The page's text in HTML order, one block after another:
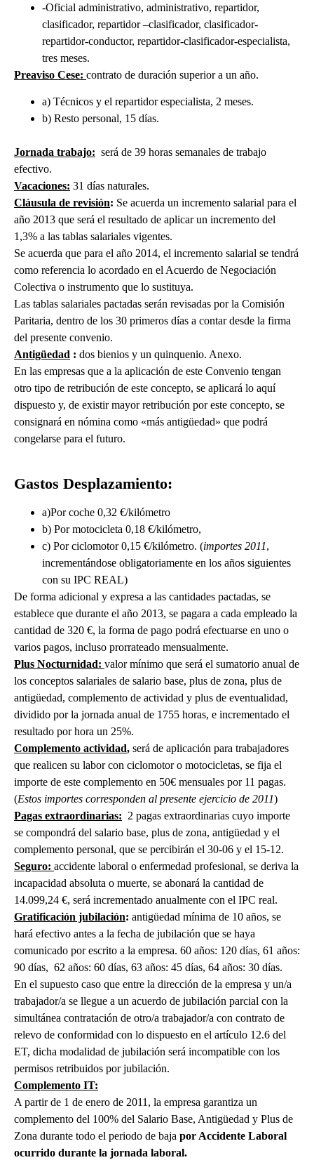
-Oficial administrativo, administrativo, repartidor,
clasificador, repartidor –clasificador, clasificador-
repartidor-conductor, repartidor-clasificador-especialista,
tres meses.
Preaviso Cese: contrato de duración superior a un año.
a) Técnicos y el repartidor especialista, 2 meses.
b) Resto personal, 15 días.
Jornada trabajo: será de 39 horas semanales de trabajo
efectivo.
Vacaciones: 31 días naturales.
Cláusula de revisión: Se acuerda un incremento salarial para el
año 2013 que será el resultado de aplicar un incremento del
1,3% a las tablas salariales vigentes.
Se acuerda que para el año 2014, el incremento salarial se tendrá
como referencia lo acordado en el Acuerdo de Negociación
Colectiva o instrumento que lo sustituya.
Las tablas salariales pactadas serán revisadas por la Comisión
Paritaria, dentro de los 30 primeros días a contar desde la firma
del presente convenio.
Antigüedad : dos bienios y un quinquenio. Anexo.
En las empresas que a la aplicación de este Convenio tengan
otro tipo de retribución de este concepto, se aplicará lo aquí
dispuesto y, de existir mayor retribución por este concepto, se
consignará en nómina como «más antigüedad» que podrá
congelarse para el futuro.
Gastos Desplazamiento:
a)Por coche 0,32 €/kilómetro
b) Por motocicleta 0,18 €/kilómetro,
c) Por ciclomotor 0,15 €/kilómetro. (importes 2011,
incrementándose obligatoriamente en los años siguientes
con su IPC REAL)
De forma adicional y expresa a las cantidades pactadas, se
establece que durante el año 2013, se pagara a cada empleado la
cantidad de 320 €, la forma de pago podrá efectuarse en uno o
varios pagos, incluso prorrateado mensualmente.
Plus Nocturnidad: valor mínimo que será el sumatorio anual de
los conceptos salariales de salario base, plus de zona, plus de
antigüedad, complemento de actividad y plus de eventualidad,
dividido por la jornada anual de 1755 horas, e incrementado el
resultado por hora un 25%.
Complemento actividad, será de aplicación para trabajadores
que realicen su labor con ciclomotor o motocicletas, se fija el
importe de este complemento en 50€ mensuales por 11 pagas.
(Estos importes corresponden al presente ejercicio de 2011)
Pagas extraordinarias: 2 pagas extraordinarias cuyo importe
se compondrá del salario base, plus de zona, antigüedad y el
complemento personal, que se percibirán el 30-06 y el 15-12.
Seguro: accidente laboral o enfermedad profesional, se deriva la
incapacidad absoluta o muerte, se abonará la cantidad de
14.099,24 €, será incrementado anualmente con el IPC real.
Gratificación jubilación: antigüedad mínima de 10 años, se
hará efectivo antes a la fecha de jubilación que se haya
comunicado por escrito a la empresa. 60 años: 120 días, 61 años:
90 días, 62 años: 60 días, 63 años: 45 días, 64 años: 30 días.
En el supuesto caso que entre la dirección de la empresa y un/a
trabajador/a se llegue a un acuerdo de jubilación parcial con la
simultánea contratación de otro/a trabajador/a con contrato de
relevo de conformidad con lo dispuesto en el artículo 12.6 del
ET, dicha modalidad de jubilación será incompatible con los
permisos retribuidos por jubilación.
Complemento IT:
A partir de 1 de enero de 2011, la empresa garantiza un
complemento del 100% del Salario Base, Antigüedad y Plus de
Zona durante todo el periodo de baja por Accidente Laboral
ocurrido durante la jornada laboral.